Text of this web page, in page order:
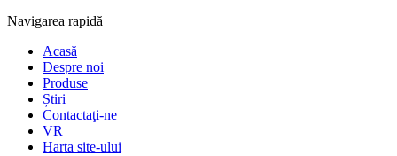
Navigarea rapidă
Acasă
Despre noi
Produse
Știri
Contactaţi-ne
VR
Harta site-ului